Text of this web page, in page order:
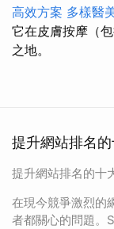
高效方案 多樣醫
它在皮膚按摩（
之地。
提升網站排名
提升網站排名的十
在現今競爭激烈的
者都關心的問題。